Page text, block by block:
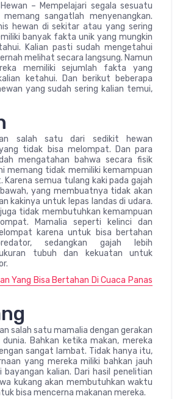
– Mempelajari segala sesuatu
sangatlah menyenangkan.
hewan di sekitar atau yang sering
banyak fakta unik yang mungkin
Kalian pasti sudah mengetahui
melihat secara langsung. Namun
memiliki sejumlah fakta yang
ketahui. Dan berikut beberapa
yang sudah sering kalian temui,
salah satu dari sedikit hewan
tidak bisa melompat. Dan para
mengatahan bahwa secara fisik
memang tidak memiliki kemampuan
semua tulang kaki pada gajah
yang membuatnya tidak akan
kakinya untuk lepas landas di udara.
tidak membutuhkan kemampuan
Mamalia seperti kelinci dan
karena untuk bisa bertahan
sedangkan gajah lebih
tubuh dan kekuatan untuk
Yang Bisa Bertahan Di Cuaca Panas
salah satu mamalia dengan gerakan
Bahkan ketika makan, mereka
sangat lambat. Tidak hanya itu,
yang mereka miliki bahkan jauh
bayangan kalian. Dari hasil penelitian
kukang akan membutuhkan waktu
bisa mencerna makanan mereka.